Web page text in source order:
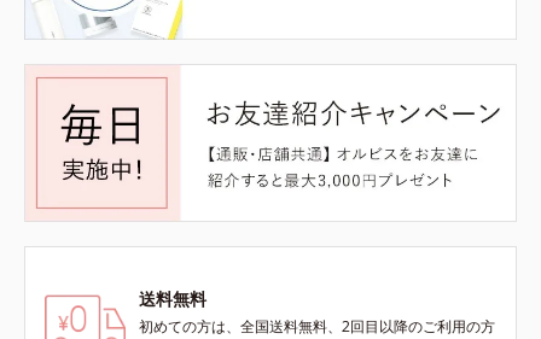
送料無料
初めての方は、全国送料無料、2回目以降のご利用の方